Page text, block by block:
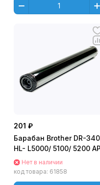
201 ₽
Барабан Brother DR-
HL- L5000/ 5100/ 5200 AP
Нет в наличии
код товара: 61858